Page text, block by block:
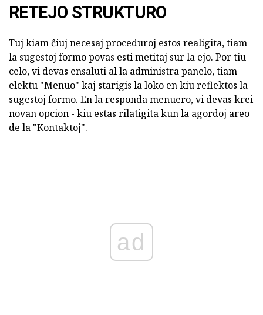
RETEJO STRUKTURO
Tuj kiam ĉiuj necesaj proceduroj estos realigita, tiam
la sugestoj formo povas esti metitaj sur la ejo. Por tiu
celo, vi devas ensaluti al la administra panelo, tiam
elektu "Menuo" kaj starigis la loko en kiu reflektos la
sugestoj formo. En la responda menuero, vi devas krei
novan opcion - kiu estas rilatigita kun la agordoj areo
de la "Kontaktoj".
ad